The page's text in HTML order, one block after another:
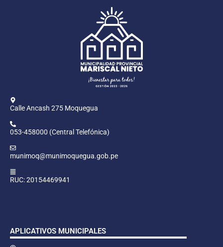
Calle Ancash 275 Moquegua
053-458000 (Central Telefónica)
munimoq@munimoquegua.gob.pe
RUC: 20154469941
APLICATIVOS MUNICIPALES